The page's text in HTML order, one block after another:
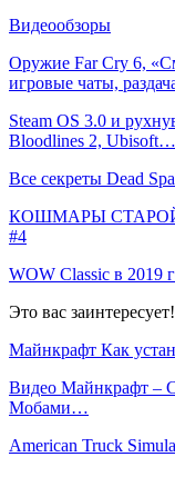
Видеообзоры
Оружие Far Cry 6,
игровые чаты,
Steam OS 3.0 и
Bloodlines 2, Ubisoft…
Все секреты Dead
КОШМАРЫ СТАРОЙ
#4
WOW Classic в
Это вас заинтересует!
Майнкрафт Как
Видео Майнкрафт –
Мобами…
American Truck